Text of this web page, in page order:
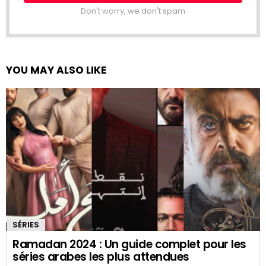
Don't worry, we don't spam
YOU MAY ALSO LIKE
SÉRIES
Ramadan 2024 : Un guide complet pour les
séries arabes les plus attendues